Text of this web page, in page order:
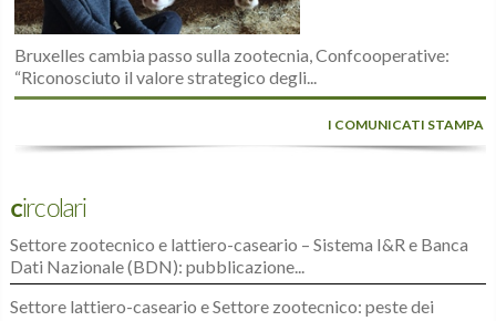
Bruxelles cambia passo sulla zootecnia, Confcooperative:
“Riconosciuto il valore strategico degli...
I COMUNICATI STAMPA
Circolari
Settore zootecnico e lattiero-caseario – Sistema I&R e Banca
Dati Nazionale (BDN): pubblicazione...
Settore lattiero-caseario e Settore zootecnico: peste dei